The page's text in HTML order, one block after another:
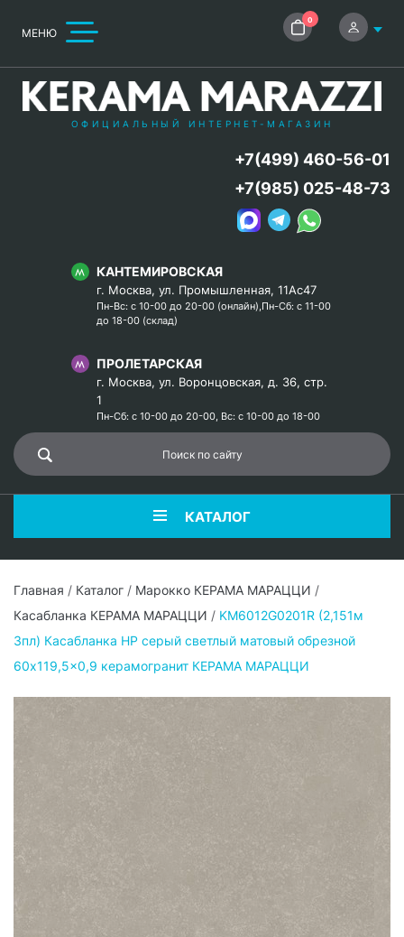
МЕНЮ
0
ОФИЦИАЛЬНЫЙ ИНТЕРНЕТ-МАГАЗИН
КАНТЕМИРОВСКАЯ
г. Москва, ул. Промышленная, 11Ас47
Пн-Вс: с 10-00 до 20-00 (онлайн),Пн-Сб: с 11-00
до 18-00 (склад)
ПРОЛЕТАРСКАЯ
г. Москва, ул. Воронцовская, д. 36, стр.
1
Пн-Сб: с 10-00 до 20-00, Вс: с 10-00 до 18-00
+7(499) 460-56-01
+7(985) 025-48-73
КАТАЛОГ
Главная / Каталог / Марокко КЕРАМА МАРАЦЦИ /
Касабланка КЕРАМА МАРАЦЦИ / KM6012G0201R (2,151м
3пл) Касабланка HP серый светлый матовый обрезной
60x119,5x0,9 керамогранит КЕРАМА МАРАЦЦИ